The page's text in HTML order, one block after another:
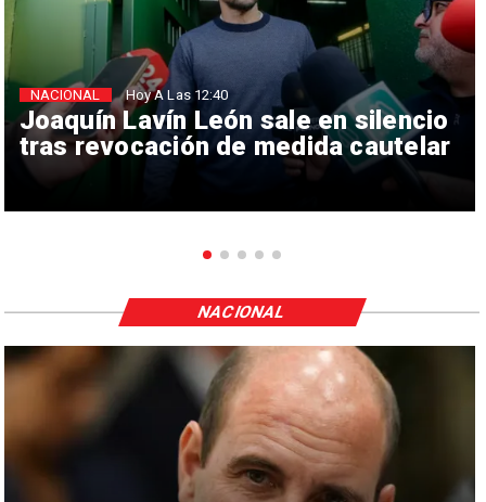
Joaquín Lavín León sale en silencio
tras revocación de medida cautelar
NACIONAL Hoy A Las 12:40
NACIONAL